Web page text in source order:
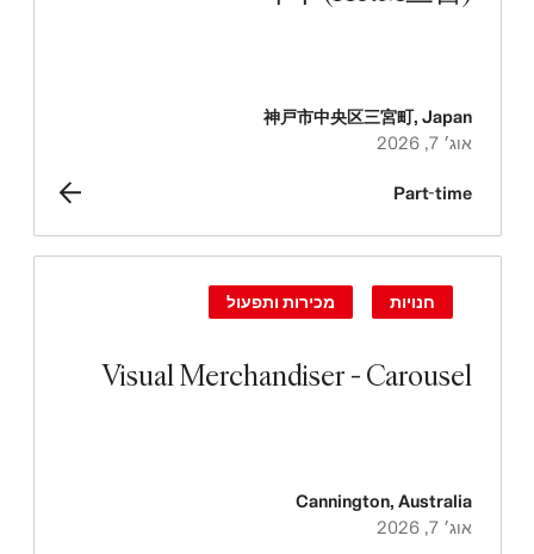
神戸市中央区三宮町, Japan
אוג׳ 7, 2026
Part-time
Visual Merchandiser - Carousel
חנויות מכירות ותפעול
Cannington, Australia
אוג׳ 7, 2026